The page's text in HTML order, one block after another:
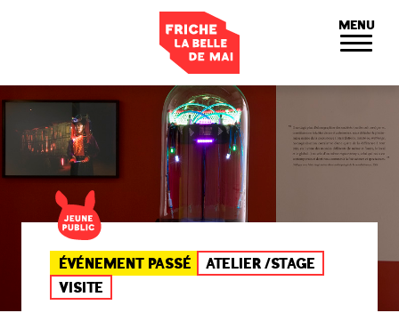
MENU
ÉVÉNEMENT PASSÉ
ATELIER /STAGE
VISITE
Panneau de gestion des cookies